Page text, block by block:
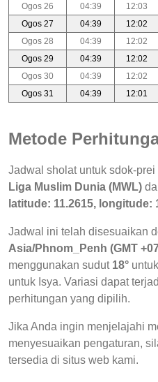
Ogos 26
04:39 12:03
Ogos 27
04:39 12:02
Ogos 28
04:39 12:02
Ogos 29
04:39 12:02
Ogos 30
04:39 12:02
Ogos 31
04:39 12:01
Metode
Jadwal sholat untuk sdok-
Liga Muslim Dunia (MWL)
latitude: 11.2615, longitude:
Jadwal ini telah disesuaikan
Asia/Phnom_Penh (GMT
menggunakan sudut 18°
untuk Isya. Variasi dapat
perhitungan yang dipilih.
Jika Anda ingin menjelajahi
menyesuaikan pengaturan,
tersedia di situs web kami.